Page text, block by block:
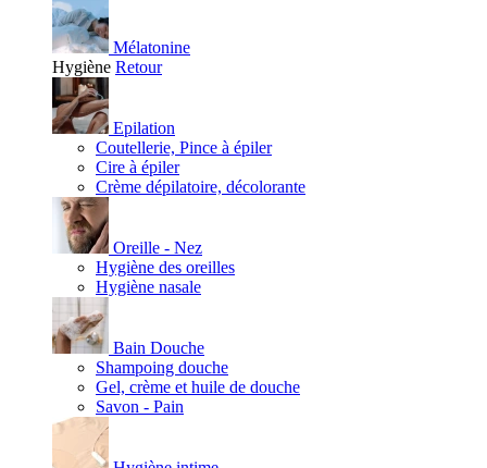
Mélatonine
Hygiène Retour
Epilation
Coutellerie, Pince à épiler
Cire à épiler
Crème dépilatoire, décolorante
Oreille - Nez
Hygiène des oreilles
Hygiène nasale
Bain Douche
Shampoing douche
Gel, crème et huile de douche
Savon - Pain